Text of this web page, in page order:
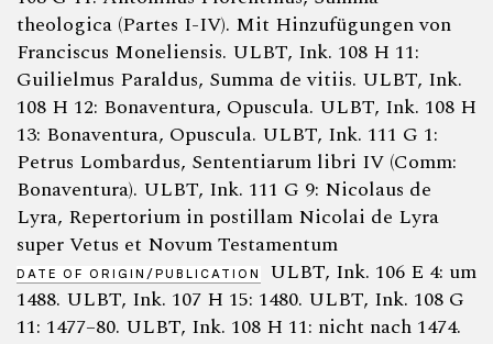
theologica (Partes I-IV). Mit Hinzufügungen von
Franciscus Moneliensis. ULBT, Ink. 108 H 11:
Guilielmus Paraldus, Summa de vitiis. ULBT, Ink.
108 H 12: Bonaventura, Opuscula. ULBT, Ink. 108 H
13: Bonaventura, Opuscula. ULBT, Ink. 111 G 1:
Petrus Lombardus, Sententiarum libri IV (Comm:
Bonaventura). ULBT, Ink. 111 G 9: Nicolaus de
Lyra, Repertorium in postillam Nicolai de Lyra
super Vetus et Novum Testamentum
DATE OF ORIGIN/PUBLICATION
ULBT, Ink. 106 E 4: um
1488. ULBT, Ink. 107 H 15: 1480. ULBT, Ink. 108 G
11: 1477–80. ULBT, Ink. 108 H 11: nicht nach 1474.